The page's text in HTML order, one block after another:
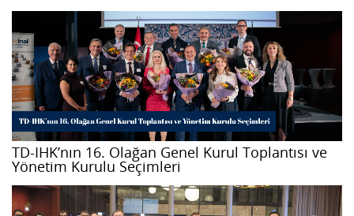
TD-IHK’nın 16. Olağan Genel Kurul Toplantısı ve
Yönetim Kurulu Seçimleri